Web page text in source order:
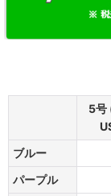
5号
ブルー
パープル